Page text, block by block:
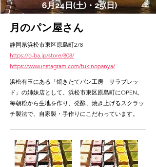
6月24日(土)・25(日)
月のパン屋さん
静岡県浜松市東区原島町278
https://o-ba.jp/store/808/
https://www.instagram.com/tukinopanya/
浜松有玉にある「焼きたてパン工房 サラブレッ
ド」の姉妹店として、浜松市東区原島町にOPEN。
毎朝粉から生地を作り、発酵、焼き上げるスクラッ
チ製法で、自家製・手作りにこだわっています。